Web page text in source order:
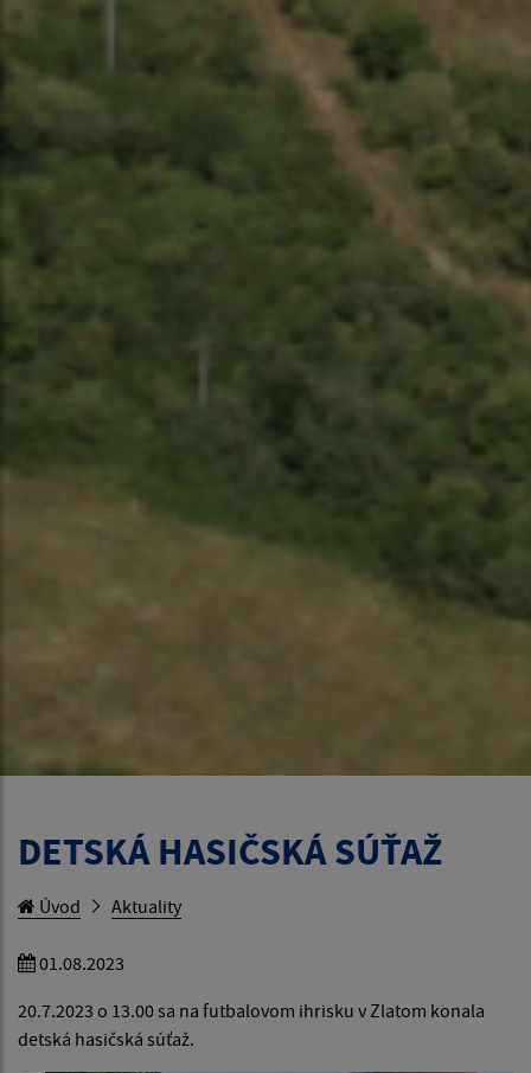
DETSKÁ HASIČSKÁ SÚŤAŽ
Úvod Aktuality
01.08.2023
20.7.2023 o 13.00 sa na futbalovom ihrisku v Zlatom konala
detská hasičská súťaž.